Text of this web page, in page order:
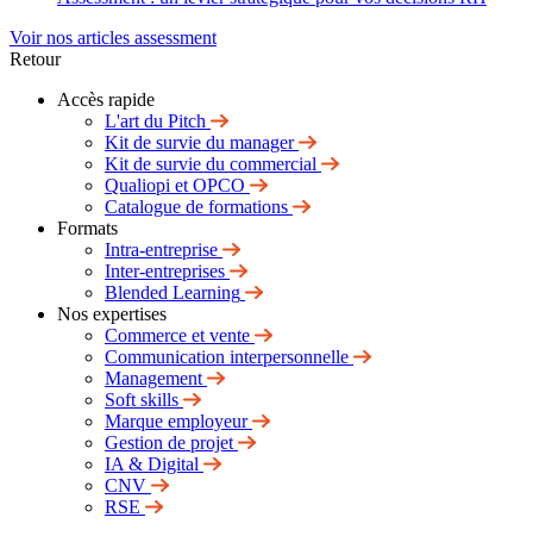
Voir nos articles assessment
Retour
Accès rapide
L'art du Pitch
Kit de survie du manager
Kit de survie du commercial
Qualiopi et OPCO
Catalogue de formations
Formats
Intra-entreprise
Inter-entreprises
Blended Learning
Nos expertises
Commerce et vente
Communication interpersonnelle
Management
Soft skills
Marque employeur
Gestion de projet
IA & Digital
CNV
RSE